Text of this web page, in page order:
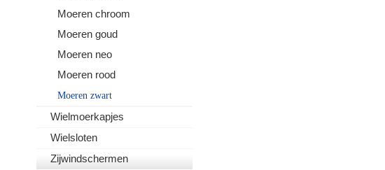
Moeren chroom
Moeren goud
Moeren neo
Moeren rood
Moeren zwart
Wielmoerkapjes
Wielsloten
Zijwindschermen